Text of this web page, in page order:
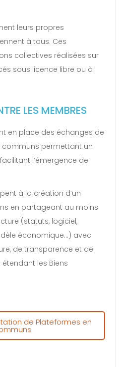
leurs propres
à tous. Ces
collectives réalisées sur
sous licence libre ou à
LES MEMBRES
en place des échanges de
communs permettant un
l’émergence de
à la création d’un
en partageant au moins
(statuts, logiciel,
économique…) avec
de transparence et de
les Biens
de Plateformes en